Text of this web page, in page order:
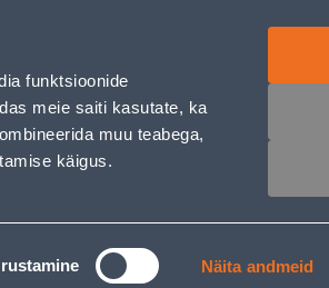
funktsioonide
meie saiti kasutate, ka
muu teabega,
käigus.
Näita andmeid
Logi sisse
JÄRELMAKS